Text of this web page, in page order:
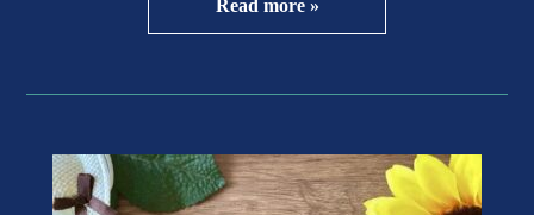
Read more »